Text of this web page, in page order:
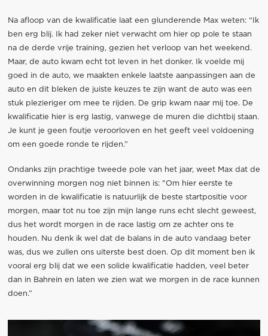
Na afloop van de kwalificatie laat een glunderende Max weten: “Ik
ben erg blij. Ik had zeker niet verwacht om hier op pole te staan
na de derde vrije training, gezien het verloop van het weekend.
Maar, de auto kwam echt tot leven in het donker. Ik voelde mij
goed in de auto, we maakten enkele laatste aanpassingen aan de
auto en dit bleken de juiste keuzes te zijn want de auto was een
stuk plezieriger om mee te rijden. De grip kwam naar mij toe. De
kwalificatie hier is erg lastig, vanwege de muren die dichtbij staan.
Je kunt je geen foutje veroorloven en het geeft veel voldoening
om een goede ronde te rijden.”
Ondanks zijn prachtige tweede pole van het jaar, weet Max dat de
overwinning morgen nog niet binnen is: "Om hier eerste te
worden in de kwalificatie is natuurlijk de beste startpositie voor
morgen, maar tot nu toe zijn mijn lange runs echt slecht geweest,
dus het wordt morgen in de race lastig om ze achter ons te
houden. Nu denk ik wel dat de balans in de auto vandaag beter
was, dus we zullen ons uiterste best doen. Op dit moment ben ik
vooral erg blij dat we een solide kwalificatie hadden, veel beter
dan in Bahrein en laten we zien wat we morgen in de race kunnen
doen.”